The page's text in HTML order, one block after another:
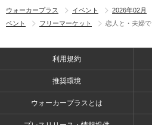
ウォーカープラス イベント 2026年02月
ベント
フリーマーケット 恋人と・夫婦で
利用規約
推奨環境
ウォーカープラスとは